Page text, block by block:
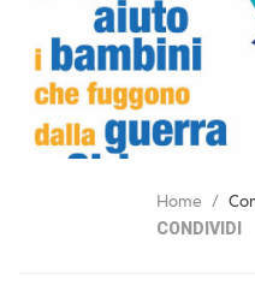
Home
Con
CONDIVIDI